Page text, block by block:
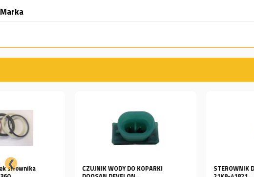
Marka
CZUJNIK WODY DO KOPARKI
STEROWNIK DO KOPARKI HYUNDAI
❮